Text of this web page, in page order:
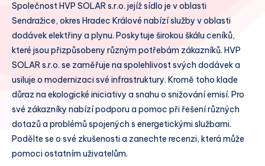
Společnost HVP SOLAR s.r.o. jejíž sídlo je v oblasti
Sendražice, okres Hradec Králové nabízí služby v oblasti
dodávek elektřiny a plynu. Poskytuje širokou škálu ceníků,
které jsou přizpůsobeny různým potřebám zákazníků. HVP
SOLAR s.r.o. se zaměřuje na spolehlivost svých dodávek a
usiluje o modernizaci své infrastruktury. Kromě toho klade
důraz na ekologické iniciativy a snahu o snižování emisí. Pro
své zákazníky nabízí podporu a pomoc při řešení různých
dotazů a problémů spojených s energetickými službami.
Podělte se o své zkušenosti a zanechte recenzi, která může
pomoci ostatním uživatelům.